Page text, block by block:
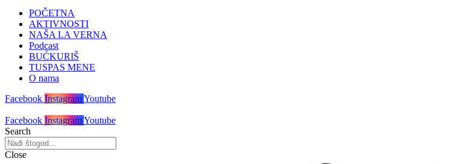
POČETNA
AKTIVNOSTI
NAŠA LA VERNA
Podcast
BUĆKURIŠ
TUSPAS MENE
O nama
Facebook InstagramYoutube
Facebook InstagramYoutube
Search
Close